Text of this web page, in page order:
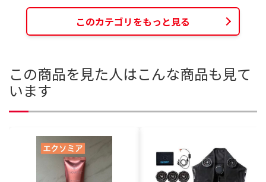
このカテゴリをもっと見る
この商品を見た人はこんな商品も見て
います